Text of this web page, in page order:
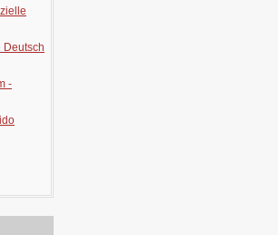
Deutsch
-